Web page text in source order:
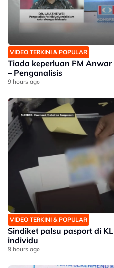
VIDEO TERKINI & POPULAR
Tiada keperluan PM
– Penganalisis
9 hours ago
VIDEO TERKINI & POPULAR
Sindiket palsu pasport di
individu
9 hours ago